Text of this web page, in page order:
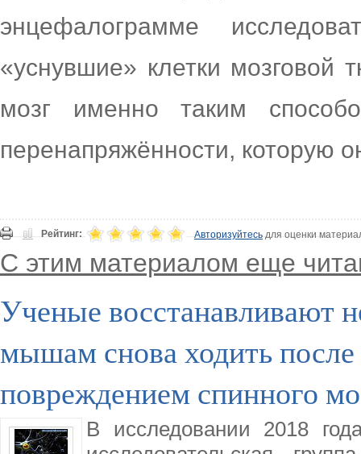
энцефалограмме
«уснувшие» клетки мозговой
мозг именно таким
перенапряжённости, которую
Рейтинг: Авторизуйтесьдля оценки
С этим материалом еще
Ученые восстанавливают
мышам снова ходить
повреждением спинного
В исследовании 2018